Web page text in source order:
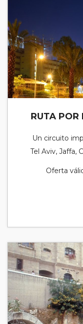
RUTA POR
Un circuito
Tel Aviv, Jaffa,
Oferta